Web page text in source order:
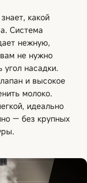
какой
Система
нежную,
не нужно
угол насадки.
и высокое
молоко.
идеально
— без крупных